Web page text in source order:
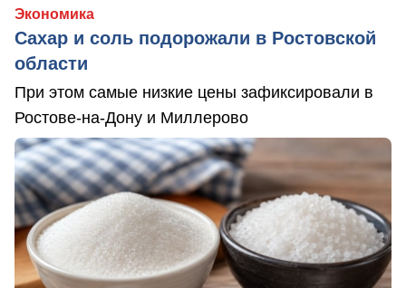
Экономика
Сахар и соль подорожали в Ростовской
области
При этом самые низкие цены зафиксировали в
Ростове-на-Дону и Миллерово